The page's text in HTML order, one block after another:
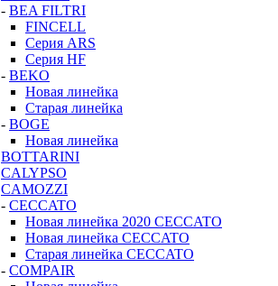
- BEA FILTRI
FINCELL
Серия ARS
Серия HF
- BEKO
Новая линейка
Старая линейка
- BOGE
Новая линейка
BOTTARINI
CALYPSO
CAMOZZI
- CECCATO
Новая линейка 2020 CECCATO
Новая линейка CECCATO
Старая линейка CECCATO
- COMPAIR